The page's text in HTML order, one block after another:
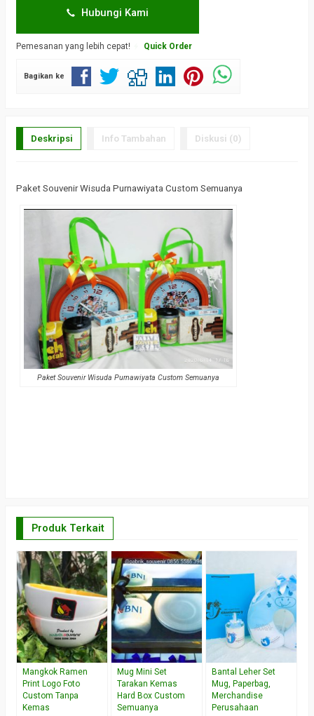
Hubungi Kami
Pemesanan yang lebih cepat! Quick Order
Bagikan ke
Deskripsi Info Tambahan Diskusi (0)
Paket Souvenir Wisuda Purnawiyata Custom Semuanya
Paket Souvenir Wisuda Purnawiyata Custom Semuanya
Produk Terkait
Mangkok Ramen
Print Logo Foto
Custom Tanpa
Kemas
Mug Mini Set
Tarakan Kemas
Hard Box Custom
Semuanya
Bantal Leher Set
Mug, Paperbag,
Merchandise
Perusahaan